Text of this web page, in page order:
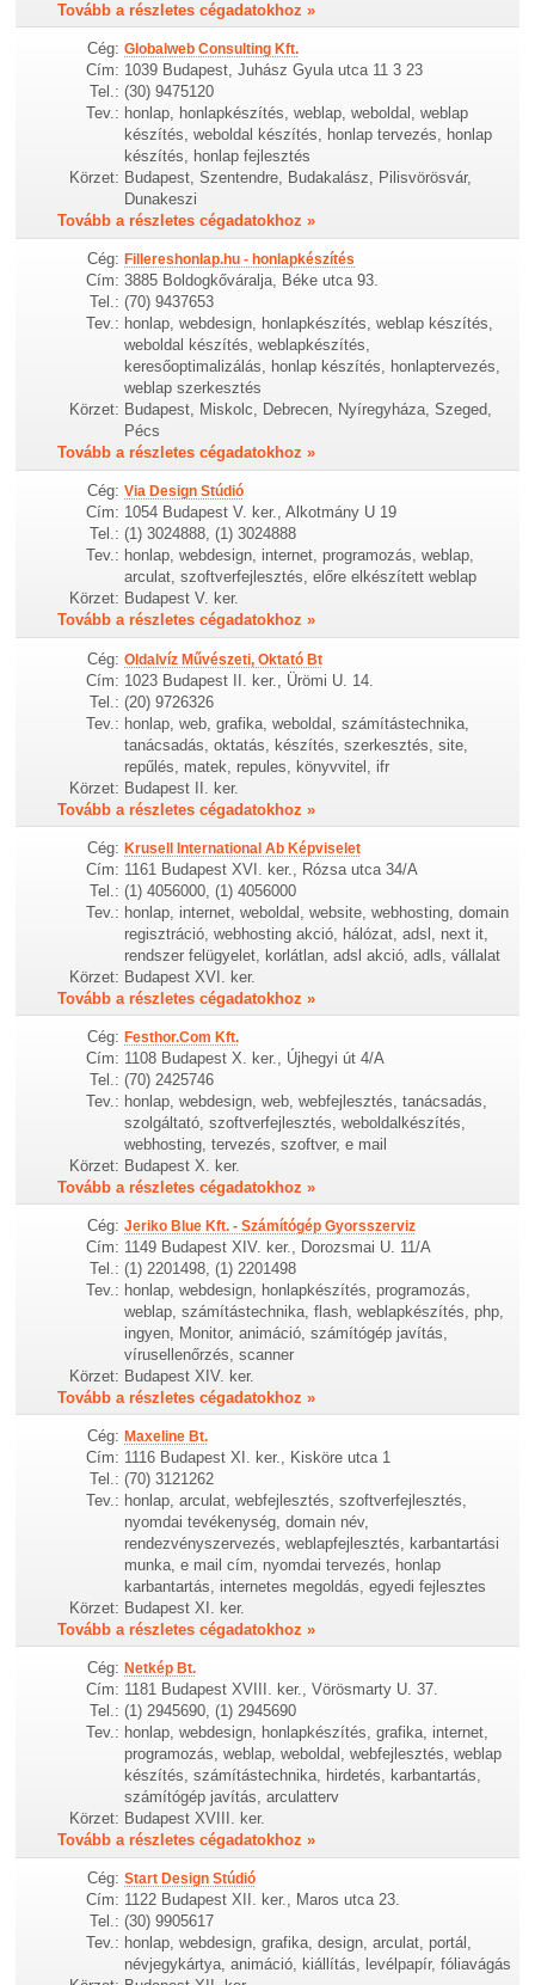
Tovább a részletes cégadatokhoz »
Cég: Globalweb Consulting Kft.
Cím: 1039 Budapest, Juhász Gyula utca 11 3 23
Tel.: (30) 9475120
Tev.: honlap, honlapkészítés, weblap, weboldal, weblap
készítés, weboldal készítés, honlap tervezés, honlap
készítés, honlap fejlesztés
Körzet: Budapest, Szentendre, Budakalász, Pilisvörösvár,
Dunakeszi
Tovább a részletes cégadatokhoz »
Cég: Fillereshonlap.hu - honlapkészítés
Cím: 3885 Boldogkőváralja, Béke utca 93.
Tel.: (70) 9437653
Tev.: honlap, webdesign, honlapkészítés, weblap készítés,
weboldal készítés, weblapkészítés,
keresőoptimalizálás, honlap készítés, honlaptervezés,
weblap szerkesztés
Körzet: Budapest, Miskolc, Debrecen, Nyíregyháza, Szeged,
Pécs
Tovább a részletes cégadatokhoz »
Cég: Via Design Stúdió
Cím: 1054 Budapest V. ker., Alkotmány U 19
Tel.: (1) 3024888, (1) 3024888
Tev.: honlap, webdesign, internet, programozás, weblap,
arculat, szoftverfejlesztés, előre elkészített weblap
Körzet: Budapest V. ker.
Tovább a részletes cégadatokhoz »
Cég: Oldalvíz Művészeti, Oktató Bt
Cím: 1023 Budapest II. ker., Ürömi U. 14.
Tel.: (20) 9726326
Tev.: honlap, web, grafika, weboldal, számítástechnika,
tanácsadás, oktatás, készítés, szerkesztés, site,
repűlés, matek, repules, könyvvitel, ifr
Körzet: Budapest II. ker.
Tovább a részletes cégadatokhoz »
Cég: Krusell International Ab Képviselet
Cím: 1161 Budapest XVI. ker., Rózsa utca 34/A
Tel.: (1) 4056000, (1) 4056000
Tev.: honlap, internet, weboldal, website, webhosting, domain
regisztráció, webhosting akció, hálózat, adsl, next it,
rendszer felügyelet, korlátlan, adsl akció, adls, vállalat
Körzet: Budapest XVI. ker.
Tovább a részletes cégadatokhoz »
Cég: Festhor.Com Kft.
Cím: 1108 Budapest X. ker., Újhegyi út 4/A
Tel.: (70) 2425746
Tev.: honlap, webdesign, web, webfejlesztés, tanácsadás,
szolgáltató, szoftverfejlesztés, weboldalkészítés,
webhosting, tervezés, szoftver, e mail
Körzet: Budapest X. ker.
Tovább a részletes cégadatokhoz »
Cég: Jeriko Blue Kft. - Számítógép Gyorsszerviz
Cím: 1149 Budapest XIV. ker., Dorozsmai U. 11/A
Tel.: (1) 2201498, (1) 2201498
Tev.: honlap, webdesign, honlapkészítés, programozás,
weblap, számítástechnika, flash, weblapkészítés, php,
ingyen, Monitor, animáció, számítógép javítás,
vírusellenőrzés, scanner
Körzet: Budapest XIV. ker.
Tovább a részletes cégadatokhoz »
Cég: Maxeline Bt.
Cím: 1116 Budapest XI. ker., Kisköre utca 1
Tel.: (70) 3121262
Tev.: honlap, arculat, webfejlesztés, szoftverfejlesztés,
nyomdai tevékenység, domain név,
rendezvényszervezés, weblapfejlesztés, karbantartási
munka, e mail cím, nyomdai tervezés, honlap
karbantartás, internetes megoldás, egyedi fejlesztes
Körzet: Budapest XI. ker.
Tovább a részletes cégadatokhoz »
Cég: Netkép Bt.
Cím: 1181 Budapest XVIII. ker., Vörösmarty U. 37.
Tel.: (1) 2945690, (1) 2945690
Tev.: honlap, webdesign, honlapkészítés, grafika, internet,
programozás, weblap, weboldal, webfejlesztés, weblap
készítés, számítástechnika, hirdetés, karbantartás,
számítógép javítás, arculatterv
Körzet: Budapest XVIII. ker.
Tovább a részletes cégadatokhoz »
Cég: Start Design Stúdió
Cím: 1122 Budapest XII. ker., Maros utca 23.
Tel.: (30) 9905617
Tev.: honlap, webdesign, grafika, design, arculat, portál,
névjegykártya, animáció, kiállítás, levélpapír, fóliavágás